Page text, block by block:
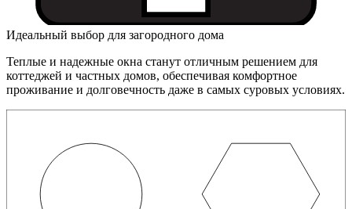
Идеальный выбор для загородного дома
Теплые и надежные окна станут отличным решением для
коттеджей и частных домов, обеспечивая комфортное
проживание и долговечность даже в самых суровых условиях.